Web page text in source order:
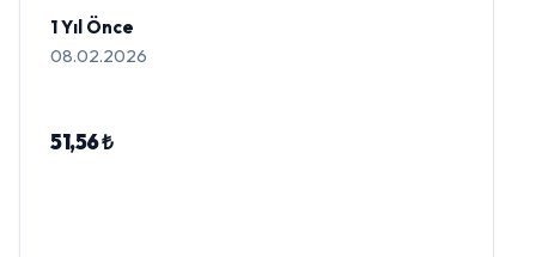
1 Yıl Önce
08.02.2026
51,56 ₺